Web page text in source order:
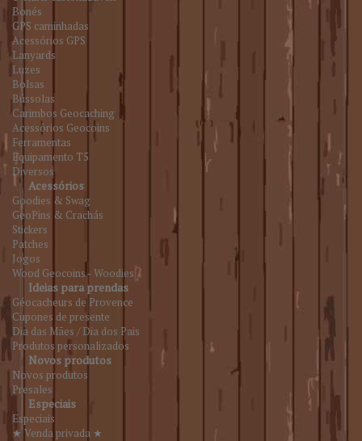
Bonés
GPS caminhadas
Acessórios GPS
Lanyards
Luzes
Bolsas
Bússolas
Carimbos Geocaching
Acessórios Geocoins
Ferramentas
Equipamento T5
Diversos
Acessórios
Goodies & Swag
GeoPins & Crachás
Stickers
Patches
Jogos
Wood Geocoins - Woodies
Ideias para prendas
Géocacheurs de Provence
Cupones de presente
Dia das Mães / Dia dos Pais
Produtos personalizados
Novos produtos
Novos produtos
Presales
Especiais
Especiais
★ Venda privada ★